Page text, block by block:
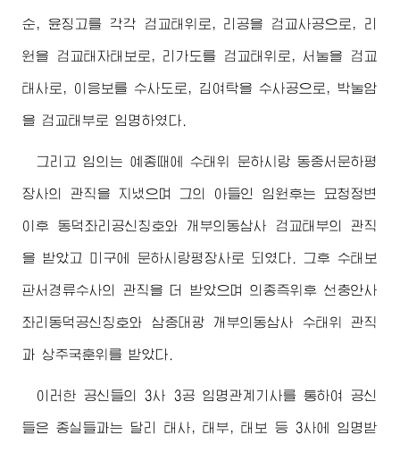
순, 윤징고를 각각 검교태위로, 리공을 검교사공으로, 리
원을 검교태자태보로, 리가도를 검교태위로, 서눌을 검교
태사로, 이응보를 수사도로, 김여탁을 수사공으로, 박눌암
을 검교태부로 임명하였다.
그리고 임의는 예종때에 수태위 문하시랑 동중서문하평
장사의 관직을 지냈으며 그의 아들인 임원후는 묘청정변
이후 동덕좌리공신칭호와 개부의동삼사 검교태부의 관직
을 받았고 미구에 문하시랑평장사로 되였다. 그후 수태보
판서경류수사의 관직을 더 받았으며 의종즉위후 선충안사
좌리동덕공신칭호와 삼중대광 개부의동삼사 수태위 관직
과 상주국훈위를 받았다.
이러한 공신들의 3사 3공 임명관계기사를 통하여 공신
들은 종실들과는 달리 태사, 태부, 태보 등 3사에 임명받